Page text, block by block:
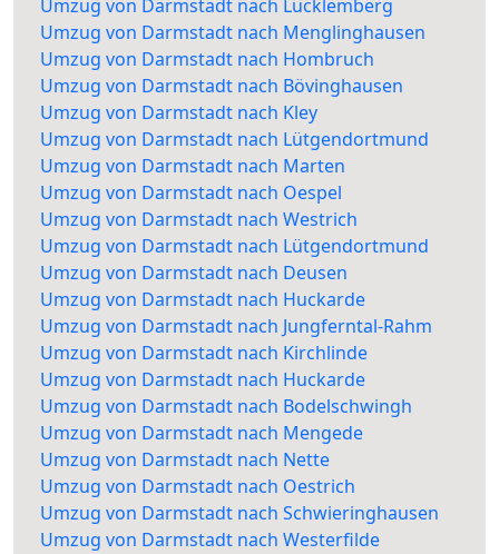
Umzug von Darmstadt nach Lücklemberg
Umzug von Darmstadt nach Menglinghausen
Umzug von Darmstadt nach Hombruch
Umzug von Darmstadt nach Bövinghausen
Umzug von Darmstadt nach Kley
Umzug von Darmstadt nach Lütgendortmund
Umzug von Darmstadt nach Marten
Umzug von Darmstadt nach Oespel
Umzug von Darmstadt nach Westrich
Umzug von Darmstadt nach Lütgendortmund
Umzug von Darmstadt nach Deusen
Umzug von Darmstadt nach Huckarde
Umzug von Darmstadt nach Jungferntal-Rahm
Umzug von Darmstadt nach Kirchlinde
Umzug von Darmstadt nach Huckarde
Umzug von Darmstadt nach Bodelschwingh
Umzug von Darmstadt nach Mengede
Umzug von Darmstadt nach Nette
Umzug von Darmstadt nach Oestrich
Umzug von Darmstadt nach Schwieringhausen
Umzug von Darmstadt nach Westerfilde